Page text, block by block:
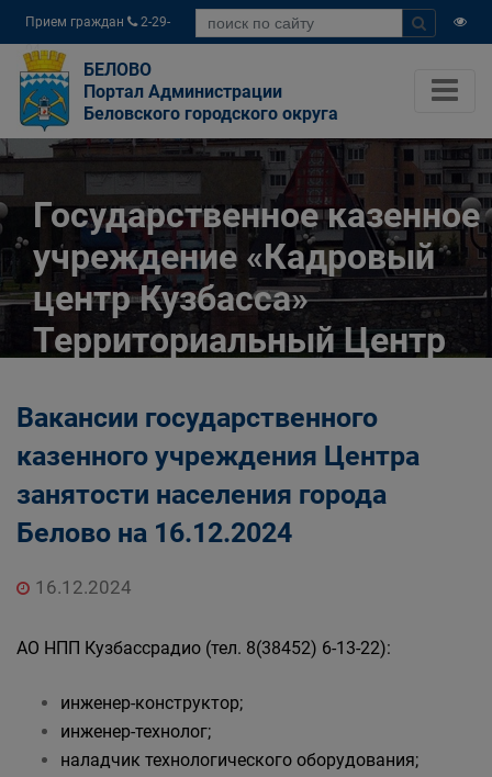
Прием граждан
2-29-
04
БЕЛОВО
Портал Администрации
Беловского городского округа
Государственное казенное
учреждение «Кадровый
центр Кузбасса»
Территориальный Центр
города Белово
Разное
Государственные органы и службы
информируют
«Кадровый центр Кузбасса» Территориальный
Вакансии государственного
казенного учреждения Центра
занятости населения города
Белово на 16.12.2024
16.12.2024
АО НПП Кузбассрадио (тел. 8(38452) 6-13-22):
инженер-конструктор;
инженер-технолог;
наладчик технологического оборудования;